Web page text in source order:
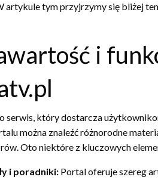
artykule tym przyjrzymy się bliżej
i
serwis, który dostarcza
można znaleźć różnorodne
Oto niektóre z kluczowych
i poradniki: Portal oferuje szereg